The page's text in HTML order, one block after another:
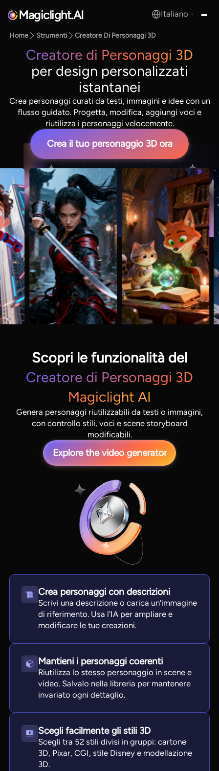
Magiclight.AI
View all tools
Italiano
Home Strumenti Creatore Di Personaggi 3D
Creatore di Personaggi 3D
per design personalizzati
istantanei
Crea personaggi curati da testi, immagini e idee con un
flusso guidato. Progetta, modifica, aggiungi voci e
riutilizza i personaggi velocemente.
Crea il tuo personaggio 3D ora
Scopri le funzionalità del
Creatore di Personaggi 3D
Magiclight AI
Genera personaggi riutilizzabili da testi o immagini,
con controllo stili, voci e scene storyboard
modificabili.
Explore the video generator
Crea personaggi con descrizioni
Scrivi una descrizione o carica un'immagine
di riferimento. Usa l'IA per ampliare e
modificare le tue creazioni.
Mantieni i personaggi coerenti
Riutilizza lo stesso personaggio in scene e
video. Salvalo nella libreria per mantenere
invariato ogni dettaglio.
Scegli facilmente gli stili 3D
Scegli tra 52 stili divisi in gruppi: cartone
3D, Pixar, CGI, stile Disney e modellazione
3D.